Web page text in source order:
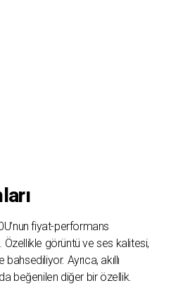
fiyat-performans
görüntü ve ses kalitesi,
bahsediliyor. Ayrıca, akıllı
beğenilen diğer bir özellik.